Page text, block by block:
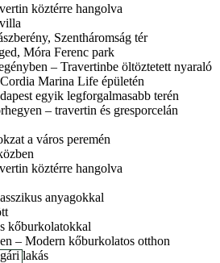
köztérre hangolva
Szentháromság tér
Móra Ferenc park
– Travertinbe öltöztetett nyaraló
Marina Life épületén
egyik legforgalmasabb terén
– travertin és gresporcelán
a város peremén
köztérre hangolva
anyagokkal
kőburkolatokkal
– Modern kőburkolatos otthon
lakás